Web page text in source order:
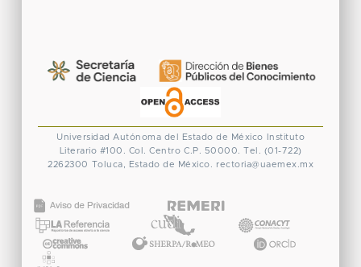
Universidad Autónoma del Estado de México
Instituto
Literario #100. Col. Centro C.P. 50000. Tel. (01-722)
2262300 Toluca, Estado de México. rectoria@uaemex.mx